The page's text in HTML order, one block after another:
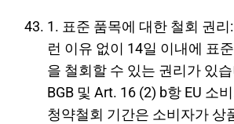
1. 표준 품목에 대한 철회 권
런 이유 없이 14일 이내에 표
을 철회할 수 있는 권리가 있
BGB 및 Art. 16 (2) b항 EU 소
청약철회 기간은 소비자가 상